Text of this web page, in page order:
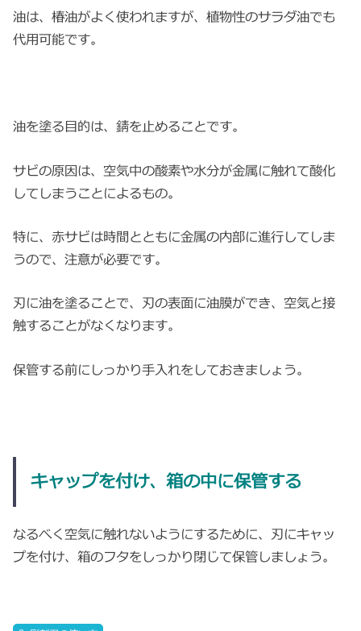
油は、椿油がよく使われますが、植物性のサラダ油でも
代用可能です。
油を塗る目的は、錆を止めることです。
サビの原因は、空気中の酸素や水分が金属に触れて酸化
してしまうことによるもの。
特に、赤サビは時間とともに金属の内部に進行してしま
うので、注意が必要です。
刃に油を塗ることで、刃の表面に油膜ができ、空気と接
触することがなくなります。
保管する前にしっかり手入れをしておきましょう。
キャップを付け、箱の中に保管する
なるべく空気に触れないようにするために、刃にキャッ
プを付け、箱のフタをしっかり閉じて保管しましょう。